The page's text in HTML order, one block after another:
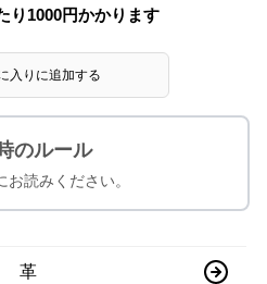
り 1000円かかります
入りに追加する
のルール
お読みください。
革